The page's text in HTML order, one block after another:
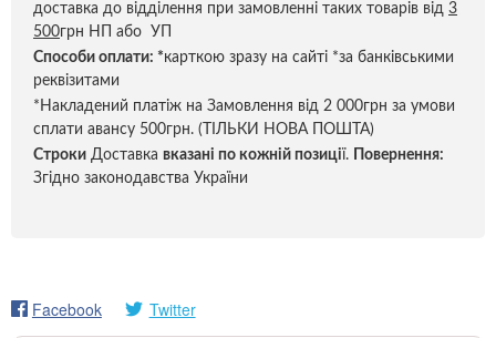
доставка до відділення при замовленні таких товарів від 3
500грн НП або УП
Способи оплати: *карткою зразу на сайті *за банківськими
реквізитами
*Накладений платіж на Замовлення від 2 000грн за умови
сплати авансу 500грн. (ТІЛЬКИ НОВА ПОШТА)
Строки Доставка вказані по кожній позиції.
Повернення:
Згідно законодавства України
Facebook Twitter